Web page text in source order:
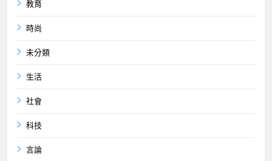
教育
時尚
未分類
生活
社會
科技
言論